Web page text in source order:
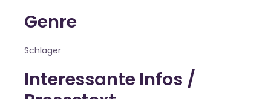
Genre
Schlager
Interessante Infos /